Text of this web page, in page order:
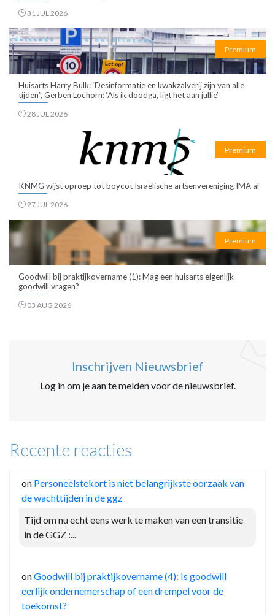
31 JUL 2026
Premium
Huisarts Harry Bulk: ‘Desinformatie en kwakzalverij zijn van alle
tijden”, Gerben Lochorn: ‘Als ik doodga, ligt het aan jullie’
28 JUL 2026
Premium
KNMG wijst oproep tot boycot Israëlische artsenvereniging IMA af
27 JUL 2026
Premium
Goodwill bij praktijkovername (1): Mag een huisarts eigenlijk
goodwill vragen?
03 AUG 2026
Inschrijven Nieuwsbrief
Log in om je aan te melden voor de nieuwsbrief.
Recente reacties
on Personeelstekort is niet belangrijkste oorzaak van
de wachttijden in de ggz
Tijd om nu echt eens werk te maken van een transitie
in de GGZ :...
onGoodwill bij praktijkovername (4): Is goodwill
eerlijk ondernemerschap of een drempel voor de
toekomst?